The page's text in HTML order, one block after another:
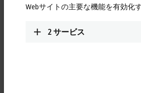
Webサイトの主要な機能を有効化
2サービス